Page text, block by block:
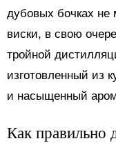
дубовых бочках не
виски, в свою
тройной
изготовленный из
и насыщенный
Как правильно